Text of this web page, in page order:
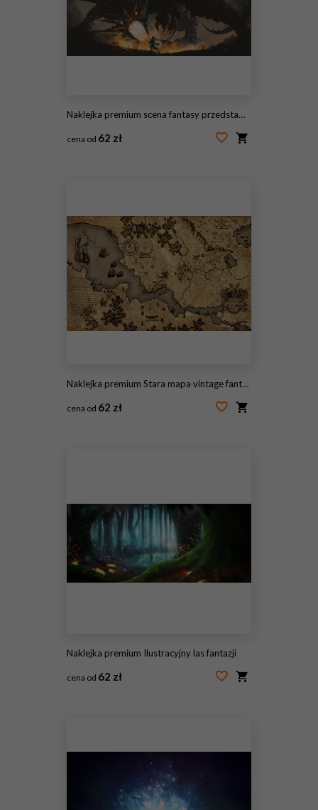
Naklejka premium scena fantasy przedstawiająca dziewczynę walczącą ze smokiem ognia, cyfrowy styl sztuki, malowanie ilustracji
cena od 62 zł
Naklejka premium Stara mapa vintage fantasy
cena od 62 zł
Naklejka premium Ilustracyjny las fantazji
cena od 62 zł